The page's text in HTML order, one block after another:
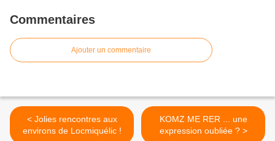
Commentaires
Ajouter un commentaire
< Jolies rencontres aux
environs de Locmiquélic !
KOMZ ME RER ... une
expression oubliée ? >